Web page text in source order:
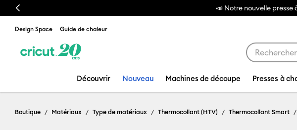
Previous
nouvelle presse à chaud est arrivée ! Voici la Cricut AutoPress™ 2
Design Space Guide de chaleur
Découvrir Nouveau Machines de découpe Presses à
Boutique Matériaux Type de matériaux Thermocollant (HTV) Thermocollant Smart